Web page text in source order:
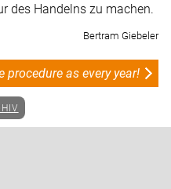
des Handelns zu machen.
Bertram Giebeler
procedure as every year!